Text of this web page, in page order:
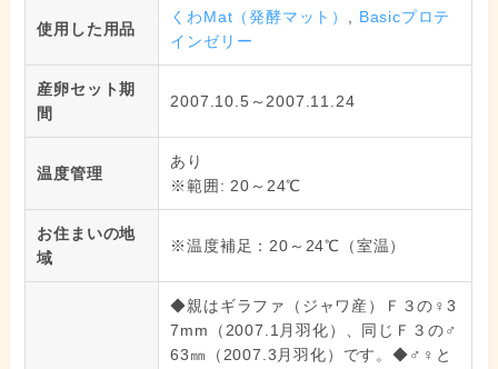
使用した用品
くわMat（発酵マット） , Basicプロテ
インゼリー
産卵セット期
間
2007.10.5～2007.11.24
温度管理
あり
※範囲: 20～24℃
お住まいの地
域
※温度補足：20～24℃（室温）
◆親はギラファ（ジャワ産）Ｆ３の♀3
7mm（2007.1月羽化）、同じＦ３の♂
63㎜（2007.3月羽化）です。◆♂♀と